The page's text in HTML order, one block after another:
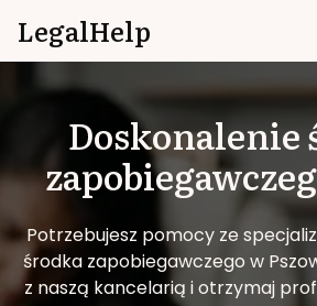
LegalHelp
Doskonalenie
Potrzebujesz pomocy ze
środka zapobiegawczego w
z naszą kancelarią i otrzymaj